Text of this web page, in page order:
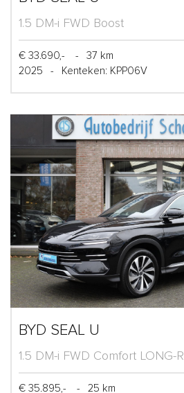
1.5 DM-i FWD Boost
€ 33.690,- -
37 km
2025
- Kenteken: KPP06V
BYD SEAL U
1.5 DM-i FWD Comfort LONG-
€ 35.895,- -
25 km